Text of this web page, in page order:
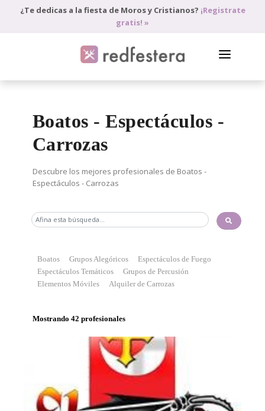
¿Te dedicas a la fiesta de Moros y Cristianos? ¡Registrate
gratis! »
PEDIR PRESUPUESTO
BLOG
ANÚNCIATE
Boatos - Espectáculos -
Carrozas
Descubre los mejores profesionales de Boatos -
Espectáculos - Carrozas
Boatos Grupos Alegóricos
Espectáculos de Fuego
Espectáculos Temáticos
Grupos de Percusión
Elementos Móviles
Alquiler de Carrozas
Mostrando 42 profesionales